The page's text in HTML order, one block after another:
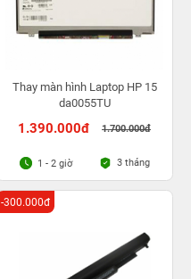
Thay màn hình Laptop HP 15
da0055TU
1.390.000đ 1.700.000đ
1 - 2 giờ 3 tháng
-300.000đ